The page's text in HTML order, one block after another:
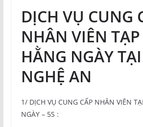
DỊCH VỤ CUNG
NHÂN VIÊN
HẰNG NGÀY
NGHỆ AN
1/ DỊCH VỤ CUNG CẤP NHÂN VIÊN
NGÀY – 5S :